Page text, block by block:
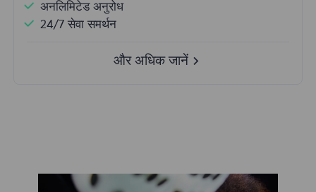
अनलिमिटेड अनुरोध
24/7 सेवा समर्थन
और अधिक जानें